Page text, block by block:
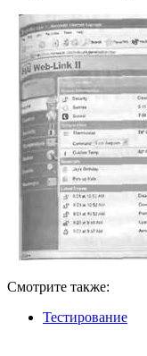
Смотрите также:
Тестирование